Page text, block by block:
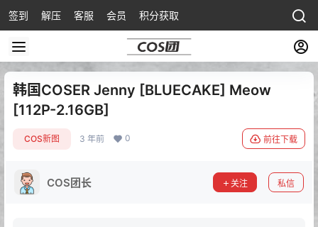
签到 解压 客服 会员 积分获取
韩国COSER Jenny [BLUECAKE] Meow
[112P-2.16GB]
COS新图 3 年前 0 前往下载
COS团长 关注 私信